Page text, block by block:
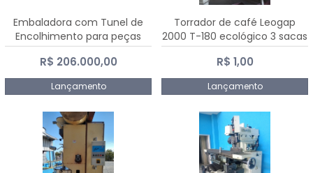
Embaladora com Tunel de
Encolhimento para peças
grandes portas janelas -
Dalmak
R$ 206.000,00
Lançamento
Torrador de café Leogap
2000 T-180 ecológico 3 sacas
de carga 540 kg/h
R$ 1,00
Lançamento